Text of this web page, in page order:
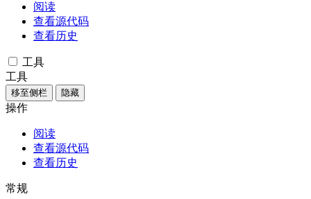
阅读
查看源代码
查看历史
工具
工具
移至侧栏 隐藏
操作
阅读
查看源代码
查看历史
常规